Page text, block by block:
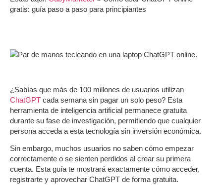
gratis: guía paso a paso para principiantes
¿Sabías que más de 100 millones de usuarios utilizan
ChatGPT cada semana sin pagar un solo peso? Esta
herramienta de inteligencia artificial permanece gratuita
durante su fase de investigación, permitiendo que cualquier
persona acceda a esta tecnología sin inversión económica.
Sin embargo, muchos usuarios no saben cómo empezar
correctamente o se sienten perdidos al crear su primera
cuenta. Esta guía te mostrará exactamente cómo acceder,
registrarte y aprovechar ChatGPT de forma gratuita.